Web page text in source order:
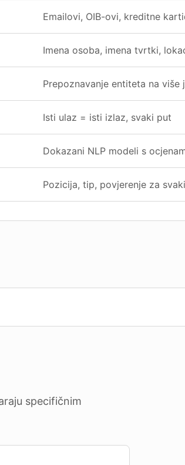
Emailovi, OIB-ovi, kreditne
Imena osoba, imena tvrtki,
Prepoznavanje entiteta na više
Isti ulaz = isti izlaz, svaki put
Dokazani NLP modeli s
Pozicija, tip, povjerenje za
specifičnim